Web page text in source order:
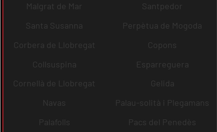
Malgrat de Mar
Santpedor
Santa Susanna
Perpètua de Mogoda
Corbera de Llobregat
Copons
Collsuspina
Esparreguera
Cornellà de Llobregat
Gelida
Navas
Palau-solità i Plegamans
Palafolls
Pacs del Penedès